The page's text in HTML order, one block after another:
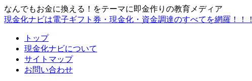
なんでもお金に換える！をテーマに即金作りの教育メディア
現金化ナビは電子ギフト券・現金化・資金調達のすべてを網羅！！！
トップ
現金化ナビについて
サイトマップ
お問い合わせ